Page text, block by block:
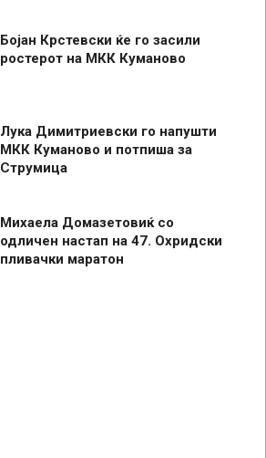
Бојан Крстевски ќе го засили
ростерот на МКК Куманово
Лука Димитриевски го напушти
МКК Куманово и потпиша за
Струмица
Михаела Домазетовиќ со
одличен настап на 47. Охридски
пливачки маратон